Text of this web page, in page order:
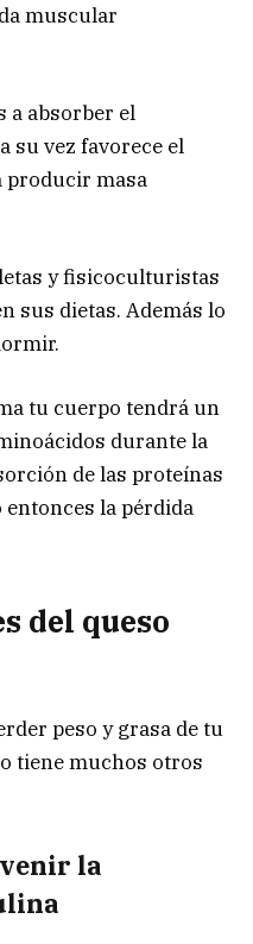
muscular
a absorber el
su vez favorece el
producir masa
y fisicoculturistas
sus dietas. Además lo
tu cuerpo tendrá un
durante la
de las proteínas
entonces la pérdida
del queso
peso y grasa de tu
tiene muchos otros
la